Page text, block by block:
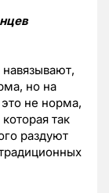
но на
не норма,
так
раздуют